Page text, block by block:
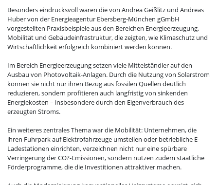
Besonders eindrucksvoll waren die von Andrea Geißlitz und Andreas
Huber von der Energieagentur Ebersberg-München gGmbH
vorgestellten Praxisbeispiele aus den Bereichen Energieerzeugung,
Mobilität und Gebäudeinfrastruktur, die zeigten, wie Klimaschutz und
Wirtschaftlichkeit erfolgreich kombiniert werden können.
Im Bereich Energieerzeugung setzen viele Mittelständler auf den
Ausbau von Photovoltaik-Anlagen. Durch die Nutzung von Solarstrom
können sie nicht nur ihren Bezug aus fossilen Quellen deutlich
reduzieren, sondern profitieren auch langfristig von sinkenden
Energiekosten – insbesondere durch den Eigenverbrauch des
erzeugten Stroms.
Ein weiteres zentrales Thema war die Mobilität: Unternehmen, die
ihren Fuhrpark auf Elektrofahrzeuge umstellen oder betriebliche E-
Ladestationen einrichten, verzeichnen nicht nur eine spürbare
Verringerung der CO?-Emissionen, sondern nutzen zudem staatliche
Förderprogramme, die die Investitionen attraktiver machen.